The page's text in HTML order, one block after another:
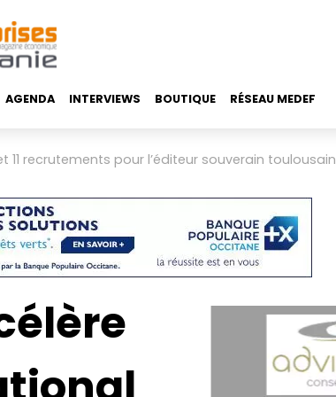
AGENDA INTERVIEWS BOUTIQUE RÉSEAU MEDEF
11 recrutements pour l’éditeur souverain toulousain